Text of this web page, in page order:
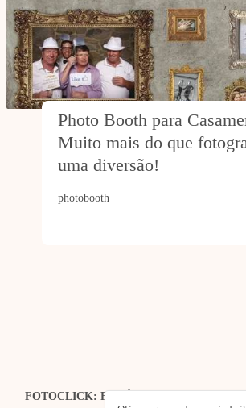
Photo Booth para
Muito mais do que
uma diversão!
photobooth
FOTOCLICK: FOTÓGRAFO DE